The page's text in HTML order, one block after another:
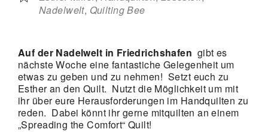
Nadelwelt, Quilting Bee
Auf der Nadelwelt in Friedrichshafen gibt es
nächste Woche eine fantastiche Gelegenheit um
etwas zu geben und zu nehmen! Setzt euch zu
Esther an den Quilt. Nutzt die Möglichkeit um mit
ihr über eure Herausforderungen im Handquilten zu
reden. Dabei könnt ihr gerne mitquilten an einem
„Spreading the Comfort“ Quilt!